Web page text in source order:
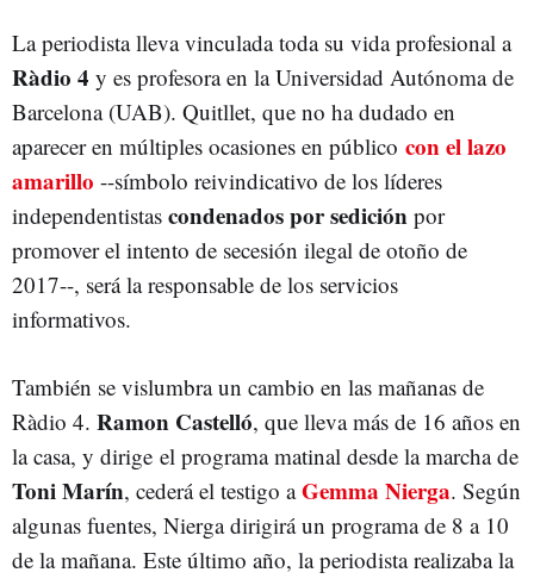
La periodista lleva vinculada toda su vida profesional a
Ràdio 4 y es profesora en la Universidad Autónoma de
Barcelona (UAB). Quitllet, que no ha dudado en
aparecer en múltiples ocasiones en público con el lazo
amarillo --símbolo reivindicativo de los líderes
independentistas condenados por sedición por
promover el intento de secesión ilegal de otoño de
2017--, será la responsable de los servicios
informativos.
También se vislumbra un cambio en las mañanas de
Ràdio 4. Ramon Castelló, que lleva más de 16 años en
la casa, y dirige el programa matinal desde la marcha de
Toni Marín, cederá el testigo aGemma Nierga. Según
algunas fuentes, Nierga dirigirá un programa de 8 a 10
de la mañana. Este último año, la periodista realizaba la